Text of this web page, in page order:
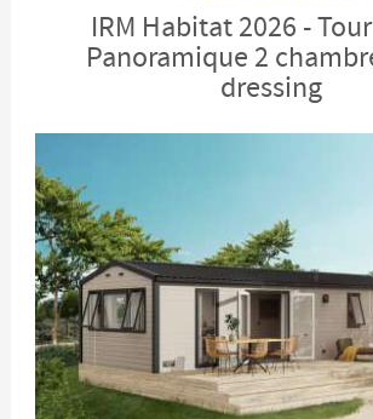
IRM Habitat 2026 -
Panoramique 2
dressing